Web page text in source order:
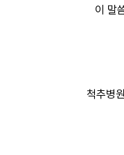
이 말
척추병